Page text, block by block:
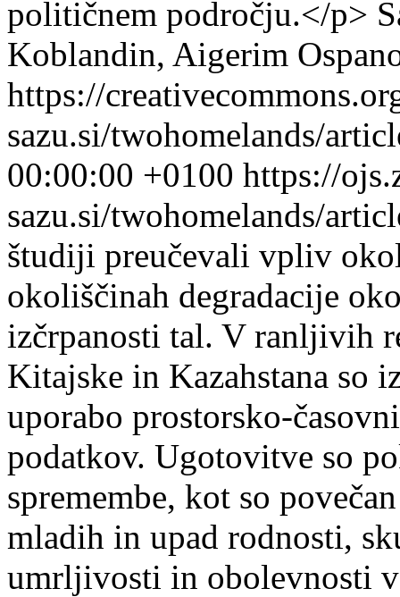
političnem področju.</p>
Koblandin, Aigerim
https://
sazu.si/twohomelands/
00:00:00 +0100 https://
sazu.si/twohomelands/
študiji preučevali vpliv
okoliščinah degradacije
izčrpanosti tal. V ranljivih
Kitajske in Kazahstana so
uporabo prostorsko-
podatkov. Ugotovitve so
spremembe, kot so
mladih in upad rodnosti,
umrljivosti in obolevnosti